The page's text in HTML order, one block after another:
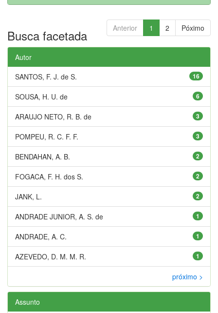
Anterior 1 2 Póximo
Busca facetada
Autor
16
SANTOS, F. J. de S.
6
SOUSA, H. U. de
3
ARAUJO NETO, R. B. de
3
POMPEU, R. C. F. F.
2
BENDAHAN, A. B.
2
FOGACA, F. H. dos S.
2
JANK, L.
1
ANDRADE JUNIOR, A. S. de
1
ANDRADE, A. C.
1
AZEVEDO, D. M. M. R.
próximo >
Assunto